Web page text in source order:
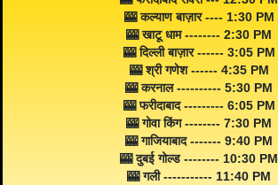
🎰 कल्याण बाज़ार ---- 1:30 PM
🎰 खाटू धाम -------- 2:30 PM
🎰 दिल्ली बाज़ार ------ 3:05 PM
🎰 श्री गणेश ------ 4:35 PM
🎰 करनाल ---------- 5:30 PM
🎰 फरीदाबाद --------- 6:05 PM
🎰 गोवा किंग -------- 7:30 PM
🎰 गाजियाबाद ------- 9:40 PM
🎰 दुबई गोल्ड -------- 10:30 PM
🎰 गली ----------- 11:40 PM